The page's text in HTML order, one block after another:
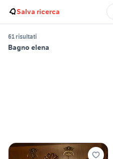
Salva ricerca
61 risultati
Bagno elena